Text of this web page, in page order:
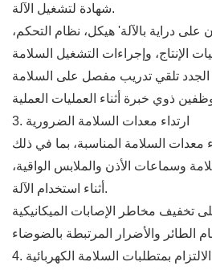
شهادة لتشغيل الآلة.
دراية بالآلة' هيكل، نظام التحكم،
تلقي تدريب مفصل على السلامة
3. ارتداء معدات السلامة الضرورية
معدات السلامة المناسبة، بما في ذلك
وسماعات الأذن والملابس الواقية،
أثناء استخدام الآلة.
تخفيف مخاطر الإصابات الميكانيكية
4. الالتزام بمتطلبات السلامة الكهربائية